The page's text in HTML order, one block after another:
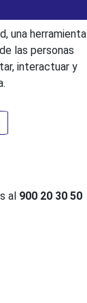
una herramienta
las personas
interactuar y
al 900 20 30 50